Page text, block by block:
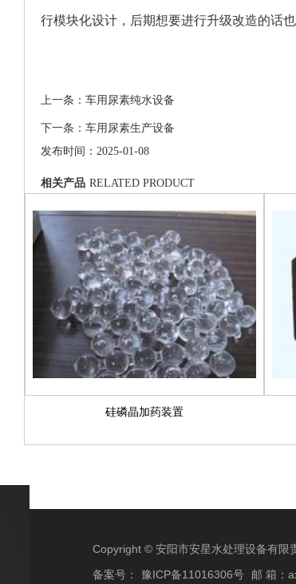
行模块化设计，后期想要进行升级改造的话也
上一条： 车用尿素纯水设备
下一条： 车用尿素生产设备
发布时间：2025-01-08
相关产品 RELATED PRODUCT
硅磷晶加药装置
Copyright © 安阳市安星水处理设备有限
备案号：
豫ICP备11016306号 邮 箱：